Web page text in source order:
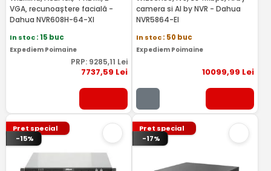
VGA, recunoaștere facială -
Dahua NVR608H-64-XI
In stoc: 15 buc
Expediem Poimaine
PRP: 9285,11 Lei
7737,59 Lei
camera si AI by NVR - Dahua
NVR5864-EI
In stoc: 50 buc
Expediem Poimaine
10099,99 Lei
Pret special
-15%
Pret special
-17%